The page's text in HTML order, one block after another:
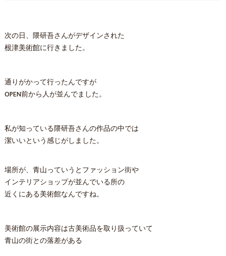
次の日、隈研吾さんがデザインされた
根津美術館に行きました。
通りがかって行ったんですが
OPEN前から人が並んでました。
私が知っている隈研吾さんの作品の中では
潔いいという感じがしました。
場所が、青山っていうとファッション街や
インテリアショップが並んでいる所の
近くにある美術館なんですね。
美術館の展示内容は古美術品を取り扱っていて
青山の街との落差がある